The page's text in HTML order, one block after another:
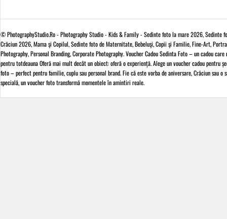
© PhotographyStudio.Ro - Photography Studio - Kids & Family - Sedinte foto la mare 2026, Sedinte
Crăciun 2026, Mama şi Copilul, Sedinte foto de Maternitate, Bebeluşi, Copii şi Familie, Fine-Art,
Photography, Personal Branding, Corporate Photography. Voucher Cadou Sedinta Foto – un cadou care
pentru totdeauna Oferă mai mult decât un obiect: oferă o experiență. Alege un voucher cadou pentru
foto – perfect pentru familie, cuplu sau personal brand. Fie că este vorba de aniversare, Crăciun sau o
specială, un voucher foto transformă momentele în amintiri reale.